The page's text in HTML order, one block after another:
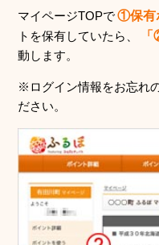
マイページTOPで ①保有
トを保有していたら、
動します。
※ログイン情報をお忘れ
ださい。